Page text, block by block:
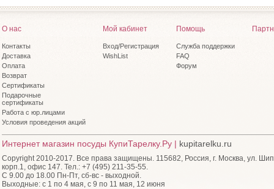
О нас
Контакты
Доставка
Оплата
Возврат
Сертификаты
Подарочные
сертификаты
Работа с юр.лицами
Условия проведения акций
Мой кабинет
Вход/Регистрация
WishList
Помощь
Служба поддержки
FAQ
Форум
Интернет магазин посуды КупиТарелку.Ру | kupitarelku.ru
Copyright 2010-2017. Все права защищены. 115682, Россия, г. Москва, ул.
корп.1, офис 147. Тел.: +7 (495) 211-35-55.
С 9.00 до 18.00 Пн-Пт, сб-вс - выходной.
Выходные: с 1 по 4 мая, с 9 по 11 мая, 12 июня